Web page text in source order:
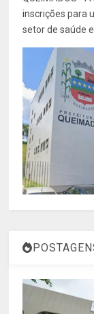
inscrições para
setor de saúde e